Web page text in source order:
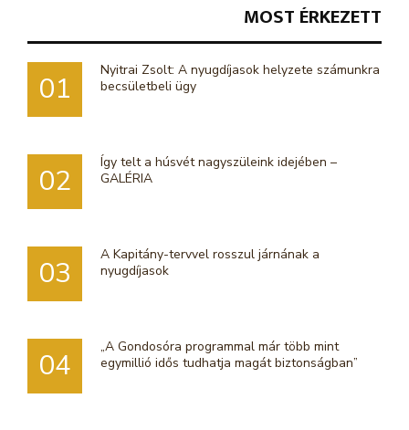
MOST ÉRKEZETT
01
Nyitrai Zsolt: A nyugdíjasok helyzete számunkra
becsületbeli ügy
02
Így telt a húsvét nagyszüleink idejében –
GALÉRIA
03
A Kapitány-tervvel rosszul járnának a
nyugdíjasok
04
„A Gondosóra programmal már több mint
egymillió idős tudhatja magát biztonságban”